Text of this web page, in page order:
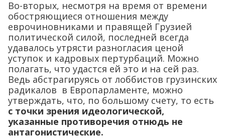
Во-вторых, несмотря на время от времени
обостряющиеся отношения между
еврочиновниками и правящей Грузией
политической силой, последней всегда
удавалось утрясти разногласия ценой
уступок и кадровых пертурбаций. Можно
полагать, что удастся ей это и на сей раз.
Ведь абстрагируясь от лоббистов грузинских
радикалов в Европарламенте, можно
утверждать, что, по большому счету, то есть
с точки зрения идеологической,
указанные противоречия отнюдь не
антагонистические.